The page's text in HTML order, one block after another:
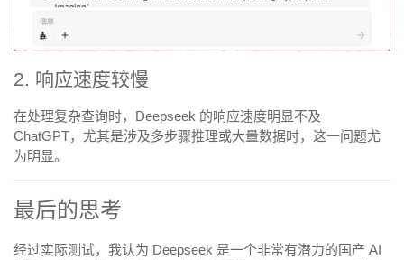
2. 响应速度较慢
在处理复杂查询时，Deepseek 的响应速度明显不及
ChatGPT，尤其是涉及多步骤推理或大量数据时，这一问题尤
为明显。
最后的思考
经过实际测试，我认为 Deepseek 是一个非常有潜力的国产 AI